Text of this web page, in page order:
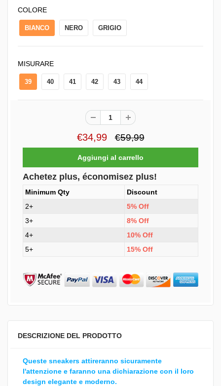
COLORE
BIANCO NERO GRIGIO
MISURARE
39 40 41 42 43 44
€34,99 €59,99
Achetez plus, économisez plus!
Minimum Qty
Discount
2+
5% Off
3+
8% Off
4+
10% Off
5+
15% Off
DESCRIZIONE DEL PRODOTTO
Queste sneakers attireranno sicuramente
l'attenzione e faranno una dichiarazione con il loro
design elegante e moderno.